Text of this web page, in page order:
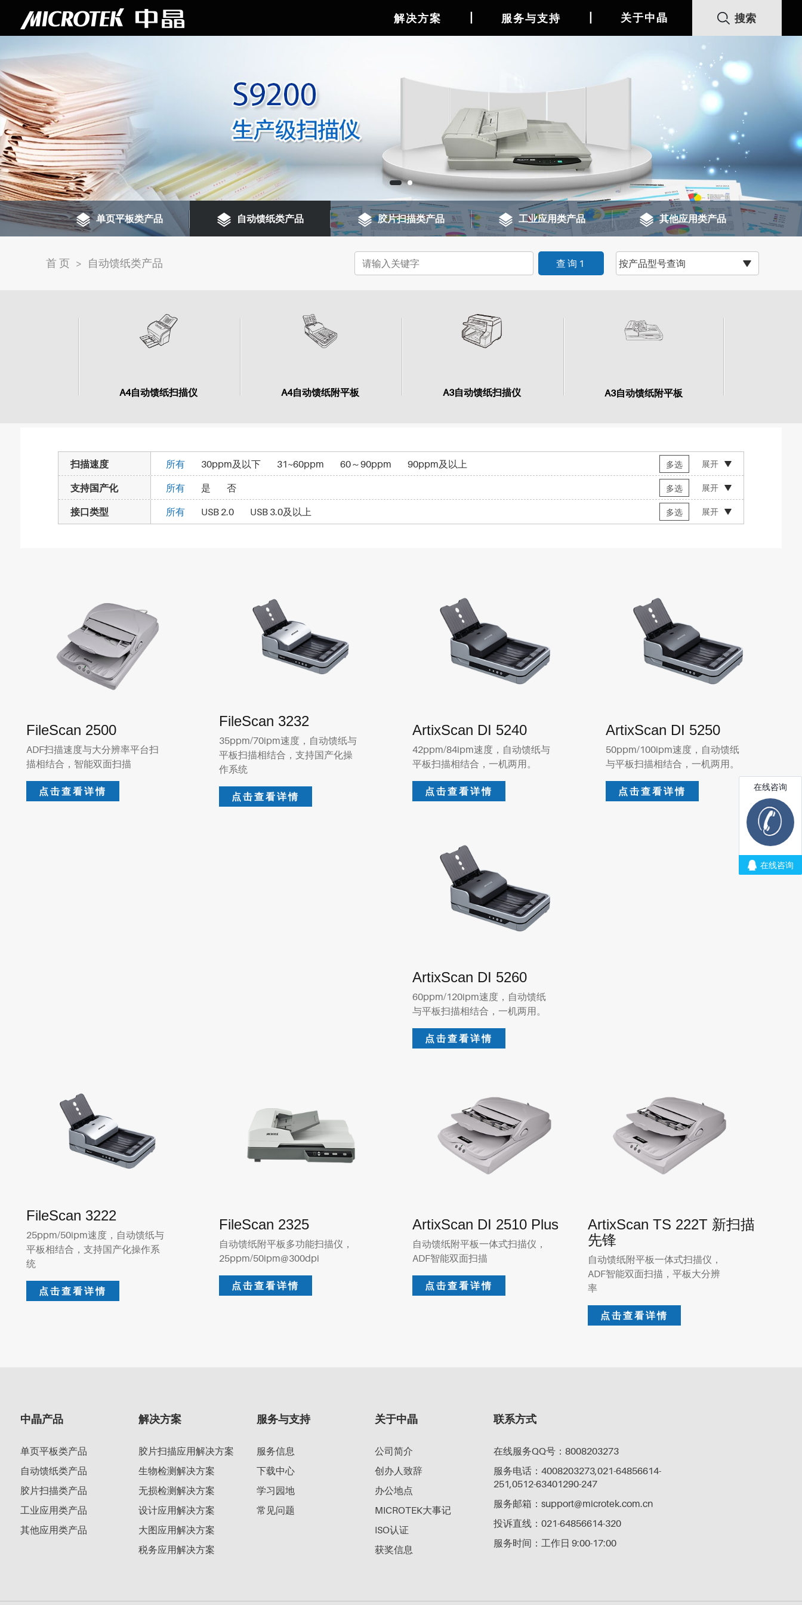
解决方案 服务与支持 关于中晶
单页平板类产品 自动馈纸类产品 胶片扫描类产品 工业应用类产品 其他应用类产品
首 页 > 自动馈纸类产品
A4自动馈纸扫描仪 A4自动馈纸附平板 A3自动馈纸扫描仪 A3自动馈纸附平板
扫描速度 所有 30ppm及以下 31~60ppm 60～90ppm 90ppm及以上 展开
多选
支持国产化 所有 是 否 展开
多选
接口类型 所有 USB 2.0 USB 3.0及以上 展开
多选
FileScan 2500
ADF扫描速度与大分辨率平台扫
描相结合，智能双面扫描
点击查看详情
FileScan 3232
35ppm/70ipm速度，自动馈纸与
平板扫描相结合，支持国产化操
作系统
点击查看详情
ArtixScan DI 5240
42ppm/84ipm速度，自动馈纸与
平板扫描相结合，一机两用。
点击查看详情
ArtixScan DI 5250
50ppm/100ipm速度，自动馈纸
与平板扫描相结合，一机两用。
点击查看详情
ArtixScan DI 5260
60ppm/120ipm速度，自动馈纸
与平板扫描相结合，一机两用。
点击查看详情
FileScan 3222
25ppm/50ipm速度，自动馈纸与
平板相结合，支持国产化操作系
统
点击查看详情
FileScan 2325
自动馈纸附平板多功能扫描仪，
25ppm/50ipm@300dpi
点击查看详情
ArtixScan DI 2510 Plus
自动馈纸附平板一体式扫描仪，
ADF智能双面扫描
点击查看详情
ArtixScan TS 222T 新扫描
先锋
自动馈纸附平板一体式扫描仪，
ADF智能双面扫描，平板大分辨
率
点击查看详情
中晶产品
单页平板类产品
自动馈纸类产品
胶片扫描类产品
工业应用类产品
其他应用类产品
解决方案
胶片扫描应用解决方案
生物检测解决方案
无损检测解决方案
设计应用解决方案
大图应用解决方案
税务应用解决方案
服务与支持
服务信息
下载中心
学习园地
常见问题
关于中晶
公司简介
创办人致辞
办公地点
MICROTEK大事记
ISO认证
获奖信息
联系方式
在线服务QQ号：8008203273
服务电话：4008203273,021-64856614-
251,0512-63401290-247
服务邮箱：support@microtek.com.cn
投诉直线：021-64856614-320
服务时间：工作日 9:00-17:00